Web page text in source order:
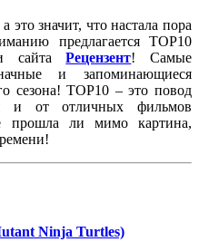
это значит, что настала пора
предлагается ТОР10
сайтаРецензент! Самые
и запоминающиеся
сезона! ТОР10 – это повод
и от отличных фильмов
прошла ли мимо картина,
Ninja Turtles)